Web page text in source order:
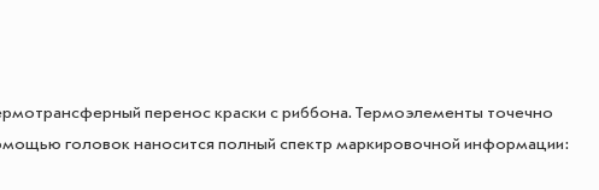
перенос краски с риббона. Термоэлементы точечно
головок наносится полный спектр маркировочной информации: